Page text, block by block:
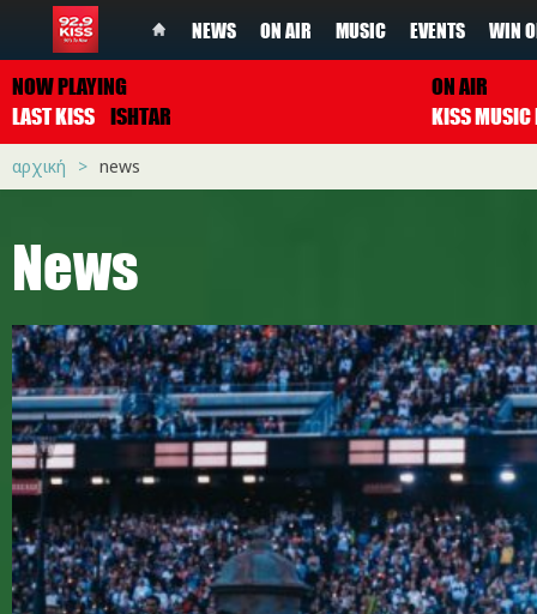
NEWS ON AIR MUSIC EVENTS WIN
NOW PLAYING
LAST KISS ISHTAR
ON AIR
αρχική news
News